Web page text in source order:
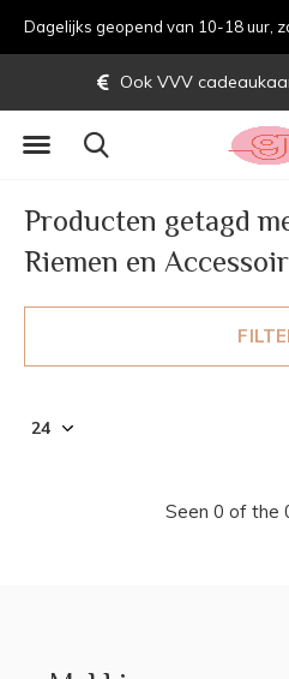
Ook VVV
Producten getagd
Riemen en
Seen 0 of the